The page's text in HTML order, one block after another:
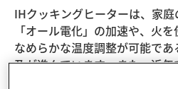
IHクッキングヒーターは、家
「オール電化」の加速や、火
なめらかな温度調整が可能で
及が進んでいます。また、近